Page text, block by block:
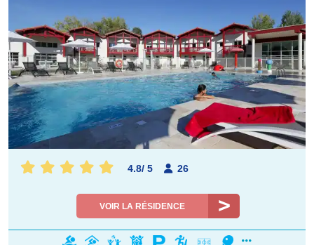
4.8/ 5 26
VOIR LA RÉSIDENCE